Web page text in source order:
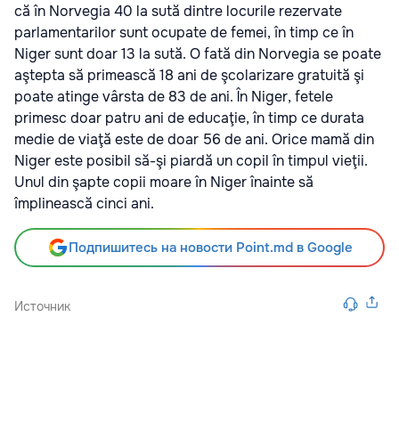
că în Norvegia 40 la sută dintre locurile rezervate
parlamentarilor sunt ocupate de femei, în timp ce în
Niger sunt doar 13 la sută. O fată din Norvegia se poate
aştepta să primească 18 ani de şcolarizare gratuită şi
poate atinge vârsta de 83 de ani. În Niger, fetele
primesc doar patru ani de educaţie, în timp ce durata
medie de viaţă este de doar 56 de ani. Orice mamă din
Niger este posibil să-şi piardă un copil în timpul vieţii.
Unul din şapte copii moare în Niger înainte să
împlinească cinci ani.
Подпишитесь на новости Point.md в Google
Источник